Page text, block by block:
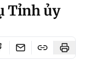
Tỉnh ủy